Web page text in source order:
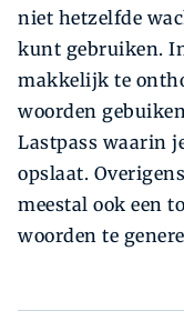
niet hetzelfde
kunt gebruiken.
makkelijk te
woorden
Lastpass waarin
opslaat.
meestal ook een
woorden te